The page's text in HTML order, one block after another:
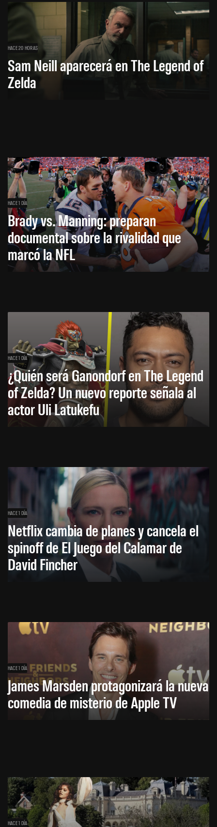
HACE 20 HORAS
Sam Neill aparecerá en The Legend of
Zelda
HACE 1 DÍA
Brady vs. Manning: preparan
documental sobre la rivalidad que
marcó la NFL
HACE 1 DÍA
¿Quién será Ganondorf en The Legend
of Zelda? Un nuevo reporte señala al
actor Uli Latukefu
HACE 1 DÍA
Netflix cambia de planes y cancela el
spinoff de El Juego del Calamar de
David Fincher
HACE 1 DÍA
James Marsden protagonizará la nueva
comedia de misterio de Apple TV
HACE 1 DÍA